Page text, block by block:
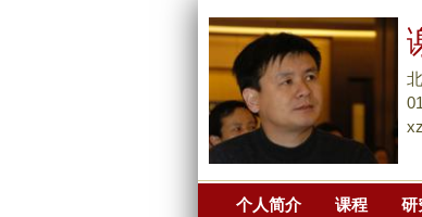
个人简介 课程 研